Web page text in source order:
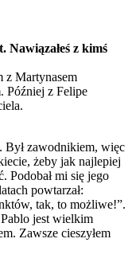
Nawiązałeś z kimś
z Martynasem
Później z Felipe
Był zawodnikiem, więc
żeby jak najlepiej
Podobał mi się jego
powtarzał:
tak, to możliwe!”.
jest wielkim
Zawsze cieszyłem